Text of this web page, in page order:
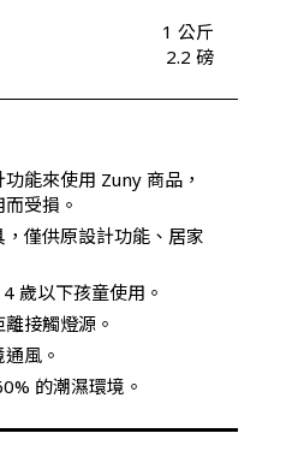
1 公斤
2.2 磅
能來使用 Zuny 商品，
受損。
僅供原設計功能、居家
歲以下孩童使用。
接觸燈源。
風。
的潮濕環境。